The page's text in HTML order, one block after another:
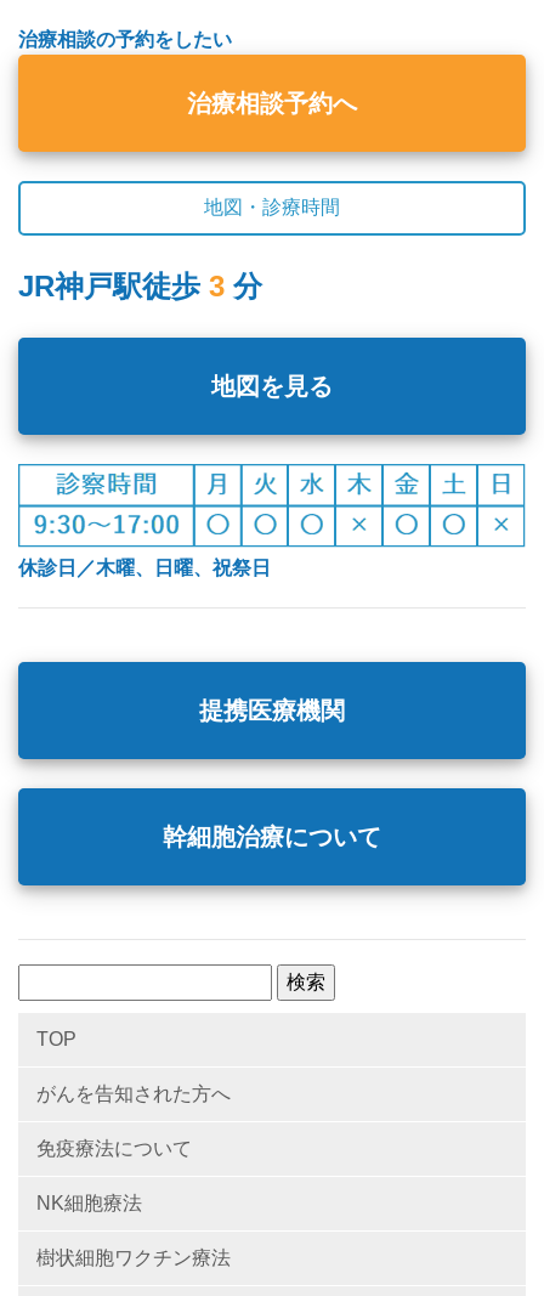
治療相談の予約をしたい
治療相談予約へ
地図・診療時間
JR神戸駅徒歩 3 分
地図を見る
休診日／木曜、日曜、祝祭日
提携医療機関
幹細胞治療について
索:
TOP
がんを告知された方へ
免疫療法について
NK細胞療法
樹状細胞ワクチン療法